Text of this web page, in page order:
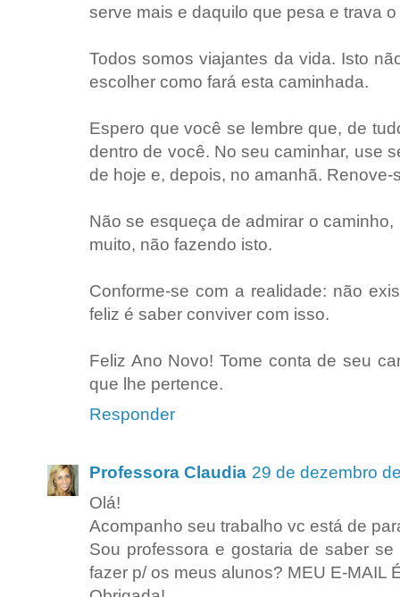
serve mais e daquilo que pesa e trava
Todos somos viajantes da vida. Isto
escolher como fará esta caminhada.
Espero que você se lembre que, de
dentro de você. No seu caminhar, use
de hoje e, depois, no amanhã.
Não se esqueça de admirar o
muito, não fazendo isto.
Conforme-se com a realidade: não
feliz é saber conviver com isso.
Feliz Ano Novo! Tome conta de seu
que lhe pertence.
Responder
Professora Claudia 29 de dezembro
Olá!
Acompanho seu trabalho vc está de
Sou professora e gostaria de saber
fazer p/ os meus alunos? MEU E-MAIL